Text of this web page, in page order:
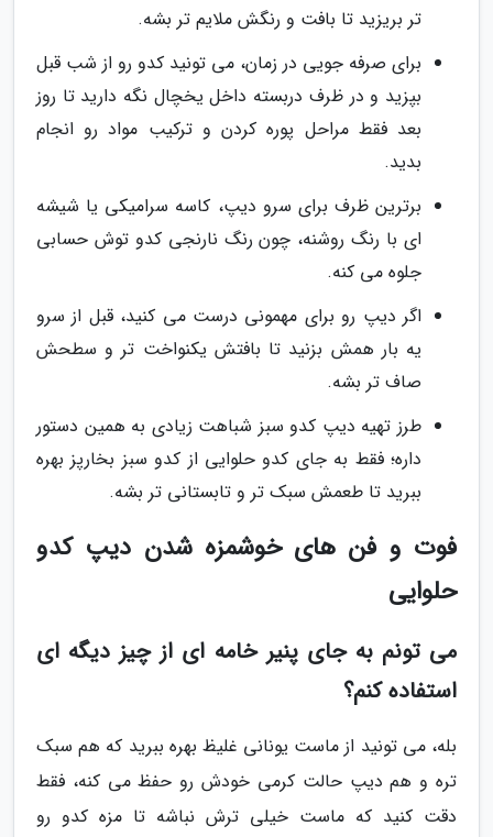
تر بریزید تا بافت و رنگش ملایم تر بشه.
برای صرفه جویی در زمان، می تونید کدو رو از شب قبل
بپزید و در ظرف دربسته داخل یخچال نگه دارید تا روز
بعد فقط مراحل پوره کردن و ترکیب مواد رو انجام
بدید.
برترین ظرف برای سرو دیپ، کاسه سرامیکی یا شیشه
ای با رنگ روشنه، چون رنگ نارنجی کدو توش حسابی
جلوه می کنه.
اگر دیپ رو برای مهمونی درست می کنید، قبل از سرو
یه بار همش بزنید تا بافتش یکنواخت تر و سطحش
صاف تر بشه.
طرز تهیه دیپ کدو سبز شباهت زیادی به همین دستور
داره؛ فقط به جای کدو حلوایی از کدو سبز بخارپز بهره
ببرید تا طعمش سبک تر و تابستانی تر بشه.
فوت و فن های خوشمزه شدن دیپ کدو
حلوایی
می تونم به جای پنیر خامه ای از چیز دیگه ای
استفاده کنم؟
بله، می تونید از ماست یونانی غلیظ بهره ببرید که هم سبک
تره و هم دیپ حالت کرمی خودش رو حفظ می کنه، فقط
دقت کنید که ماست خیلی ترش نباشه تا مزه کدو رو